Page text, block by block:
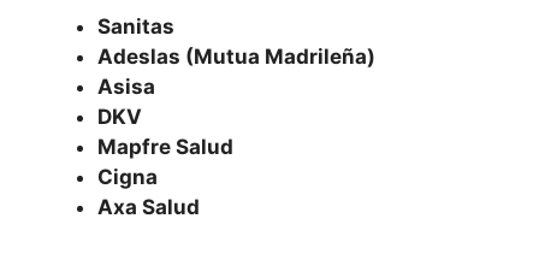
Sanitas
Adeslas (Mutua Madrileña)
Asisa
DKV
Mapfre Salud
Cigna
Axa Salud